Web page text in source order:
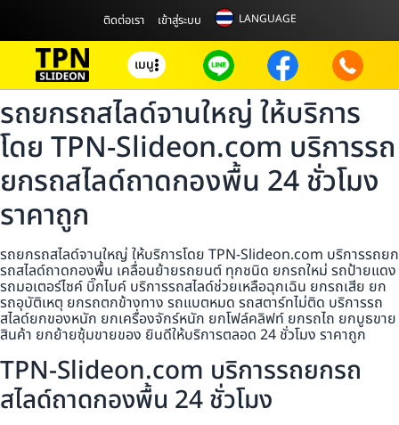
ติดต่อเรา เข้าสู่ระบบ LANGUAGE
เมนู
รถยกรถสไลด์จานใหญ่ ให้บริการ
โดย TPN-Slideon.com บริการรถ
ยกรถสไลด์ถาดกองพื้น 24 ชั่วโมง
ราคาถูก
รถยกรถสไลด์จานใหญ่ ให้บริการโดย TPN-Slideon.com บริการรถยก
รถสไลด์ถาดกองพื้น เคลื่อนย้ายรถยนต์ ทุกชนิด ยกรถใหม่ รถป้ายแดง
รถมอเตอร์ไซค์ บิ๊กไบค์ บริการรถสไลด์ช่วยเหลือฉุกเฉิน ยกรถเสีย ยก
รถอุบัติเหตุ ยกรถตกข้างทาง รถแบตหมด รถสตาร์ทไม่ติด บริการรถ
สไลด์ยกของหนัก ยกเครื่องจักร์หนัก ยกโฟล์คลิฟท์ ยกรถไถ ยกบูธขาย
สินค้า ยกย้ายซุ้มขายของ ยินดีให้บริการตลอด 24 ชั่วโมง ราคาถูก
TPN-Slideon.com บริการรถยกรถ
สไลด์ถาดกองพื้น 24 ชั่วโมง